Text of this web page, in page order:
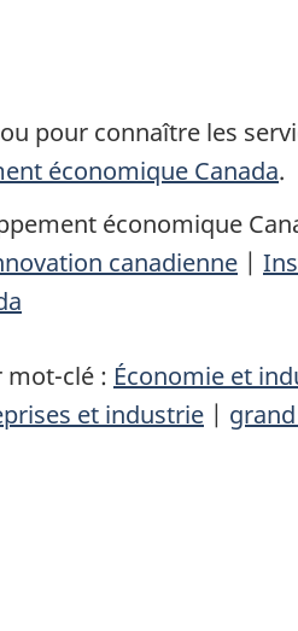
pour connaître les
économique Canada.
économique
canadienne |
mot-clé : Économie et
et industrie |